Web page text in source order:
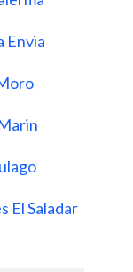
Envia
El Saladar